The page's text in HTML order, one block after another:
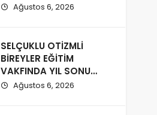
Ağustos 6, 2026
SELÇUKLU OTİZMLİ
BİREYLER EĞİTİM
VAKFINDA YIL SONU
COŞKUSU
Ağustos 6, 2026